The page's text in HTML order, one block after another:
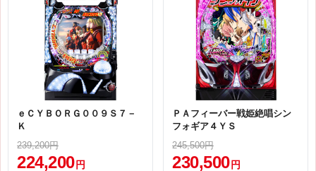
ｅＣＹＢＯＲＧ００９Ｓ７－
Ｋ
239,200円
224,200 円
ＰＡフィーバー戦姫絶唱シン
フォギア４ＹＳ
245,500円
230,500 円